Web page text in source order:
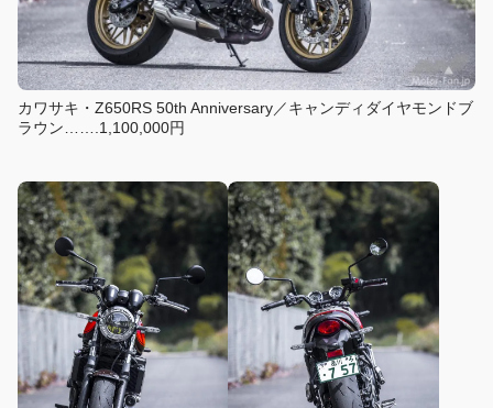
カワサキ・Z650RS 50th Anniversary／キャンディダイヤモンドブ
ラウン…….1,100,000円